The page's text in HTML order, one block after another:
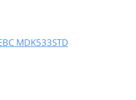
MDK533STD